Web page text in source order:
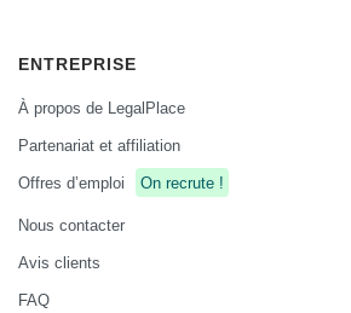
ENTREPRISE
À propos de LegalPlace
Partenariat et affiliation
Offres d’emploi
On recrute !
Nous contacter
Avis clients
FAQ